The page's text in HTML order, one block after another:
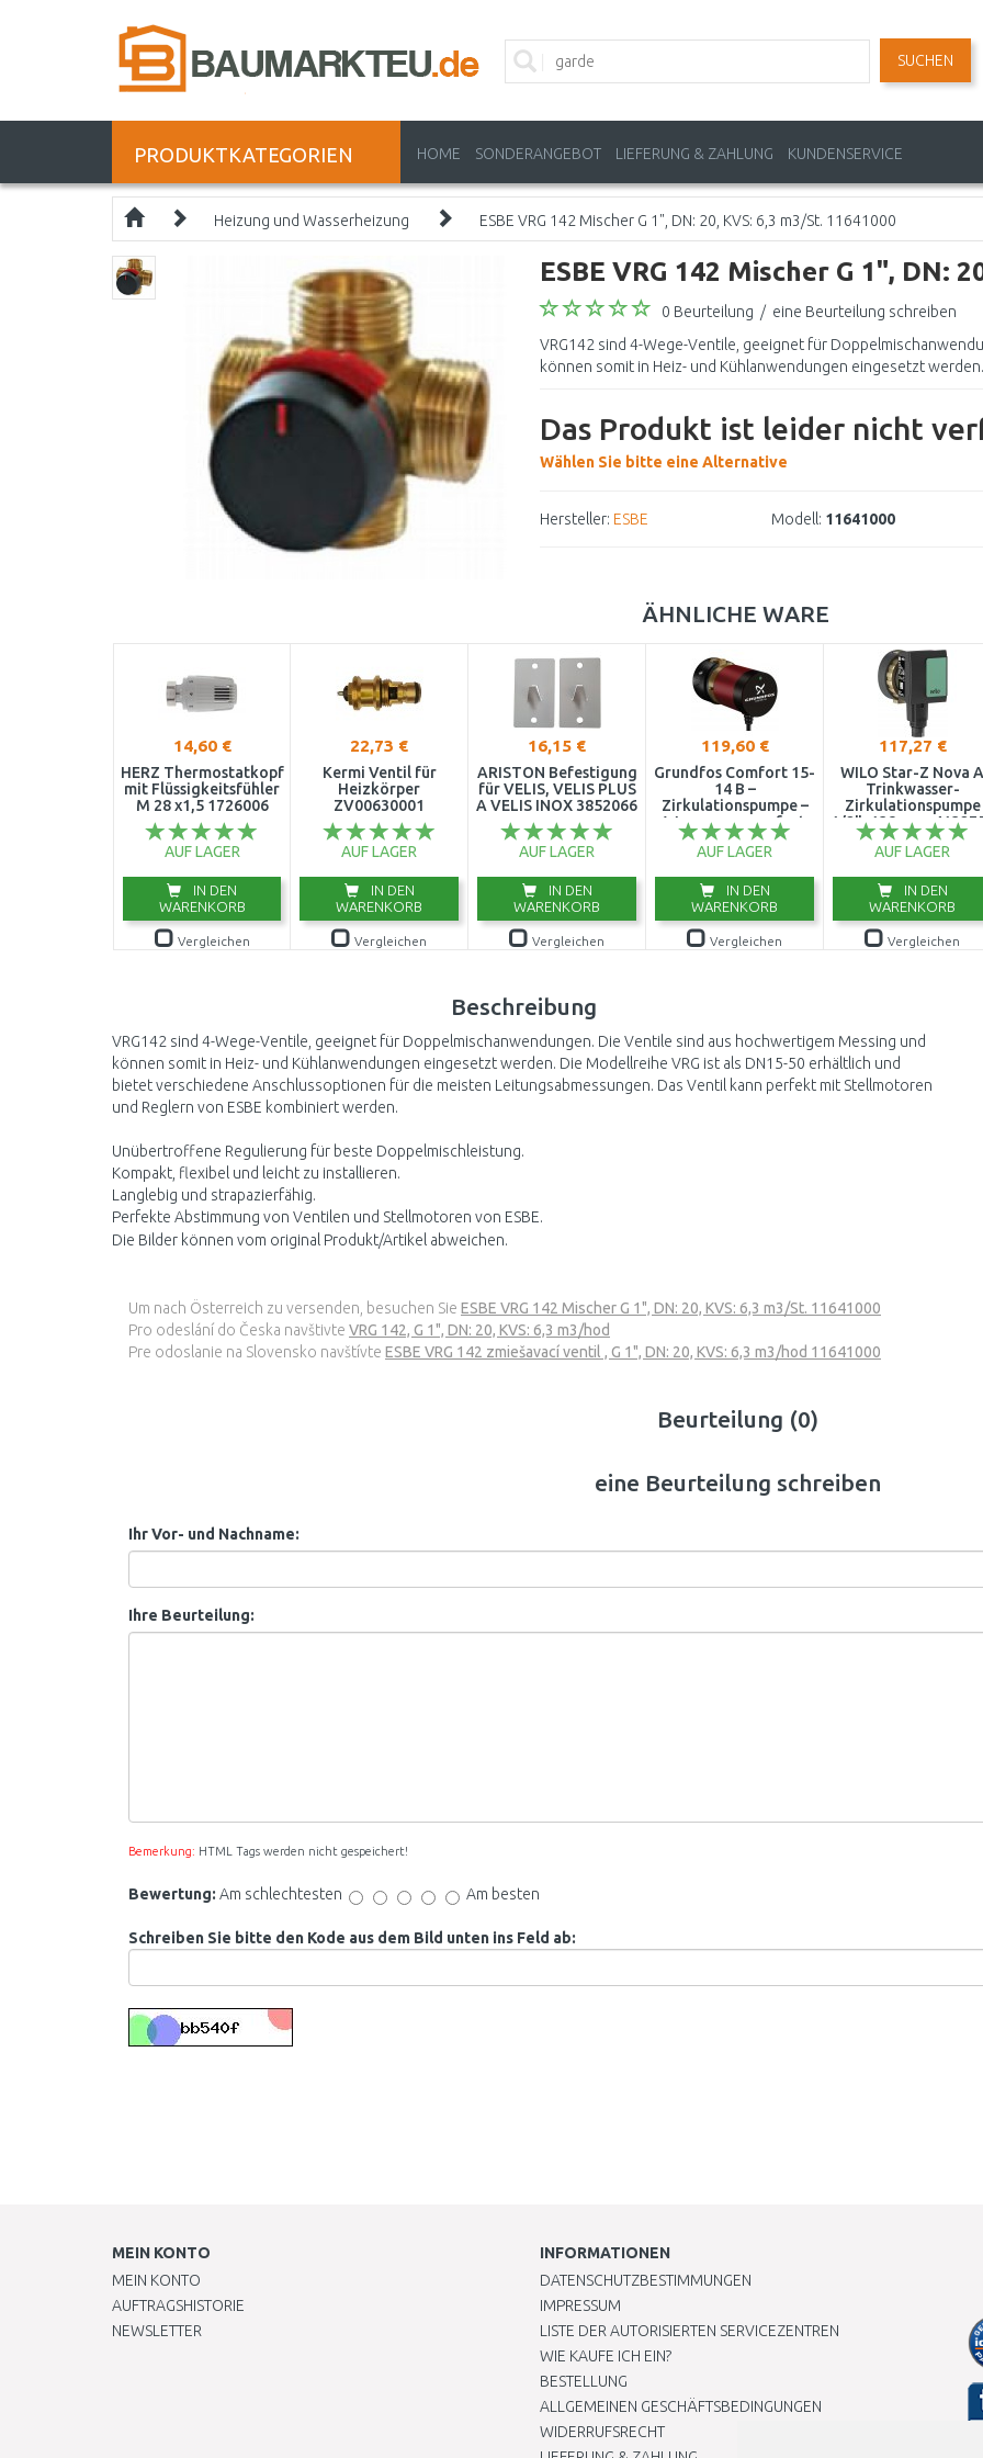
SUCHEN
PRODUKTKATEGORIEN HOME SONDERANGEBOT LIEFERUNG & ZAHLUNG KUNDENSERVICE
Heizung und Wasserheizung ESBE VRG 142 Mischer G 1", DN: 20, KVS: 6,3 m3/St. 11641000
ESBE VRG 142 Mischer G 1", DN:
0 Beurteilung / eine Beurteilung schreiben
VRG142 sind 4-Wege-Ventile, geeignet für
können somit in Heiz- und Kühlanwendungen eingesetzt
Das Produkt ist leider nicht
Wählen Sie bitte eine Alternative
Hersteller: ESBE Modell: 11641000
ÄHNLICHE WARE
14,60 €
HERZ Thermostatkopf
mit Flüssigkeitsfühler
M 28 x1,5 1726006
AUF LAGER
IN DEN
WARENKORB
Vergleichen
22,73 €
Kermi Ventil für
Heizkörper
ZV00630001
AUF LAGER
IN DEN
WARENKORB
Vergleichen
16,15 €
ARISTON Befestigung
für VELIS, VELIS PLUS
A VELIS INOX 3852066
AUF LAGER
IN DEN
WARENKORB
Vergleichen
119,60 €
Grundfos Comfort 15-
14 B –
Zirkulationspumpe –
Warmwasser sofort
97989265
AUF LAGER
IN DEN
WARENKORB
Vergleichen
117,27 €
WILO Star-Z Nova A
Trinkwasser-
Zirkulationspumpe
1/2", 138 mm,
(4132761)
AUF LAGER
IN DEN
WARENKORB
Vergleichen
Beschreibung
VRG142 sind 4-Wege-Ventile, geeignet für Doppelmischanwendungen. Die Ventile sind aus hochwertigem Messing und
können somit in Heiz- und Kühlanwendungen eingesetzt werden. Die Modellreihe VRG ist als DN15-50 erhältlich und
bietet verschiedene Anschlussoptionen für die meisten Leitungsabmessungen. Das Ventil kann perfekt mit Stellmotoren
und Reglern von ESBE kombiniert werden.
Unübertroffene Regulierung für beste Doppelmischleistung.
Kompakt, flexibel und leicht zu installieren.
Langlebig und strapazierfähig.
Perfekte Abstimmung von Ventilen und Stellmotoren von ESBE.
Die Bilder können vom original Produkt/Artikel abweichen.
Um nach Österreich zu versenden, besuchen Sie ESBE VRG 142 Mischer G 1", DN: 20, KVS: 6,3 m3/St. 11641000
Pro odeslání do Česka navštivte VRG 142, G 1", DN: 20, KVS: 6,3 m3/hod
Pre odoslanie na Slovensko navštívte ESBE VRG 142 zmiešavací ventil , G 1", DN: 20, KVS: 6,3 m3/hod 11641000
Beurteilung (0)
eine Beurteilung schreiben
Ihr Vor- und Nachname:
Ihre Beurteilung:
Bemerkung: HTML Tags werden nicht gespeichert!
Bewertung: Am schlechtesten Am besten
Schreiben Sie bitte den Kode aus dem Bild unten ins Feld ab:
MEIN KONTO
MEIN KONTO
AUFTRAGSHISTORIE
NEWSLETTER
INFORMATIONEN
DATENSCHUTZBESTIMMUNGEN
IMPRESSUM
LISTE DER AUTORISIERTEN SERVICEZENTREN
WIE KAUFE ICH EIN?
BESTELLUNG
ALLGEMEINEN GESCHÄFTSBEDINGUNGEN
WIDERRUFSRECHT